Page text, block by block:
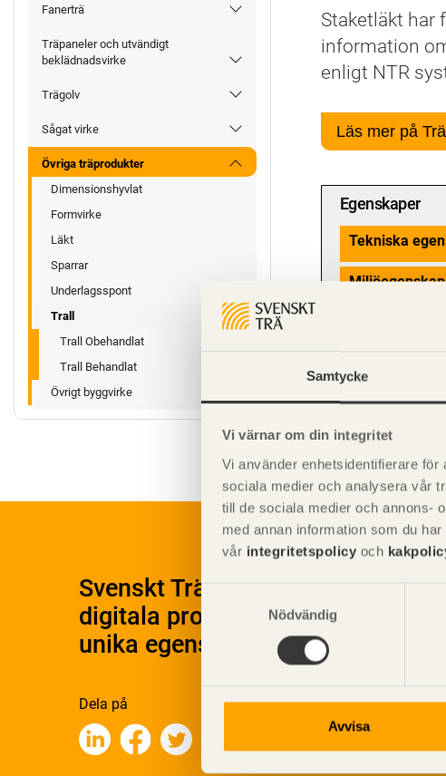
Samtycke
Vi värnar om din integritet
Vi använder enhetsidentifierare
sociala medier och analysera vår
till de sociala medier och annons-
med annan information som du
vår integritetspolicy och
Samtyckesval
Nödvändig
Avvisa
Fanerträ
Träpaneler och utvändigt
beklädnadsvirke
Trägolv
Sågat virke
Övriga träprodukter
Dimensionshyvlat
Formvirke
Läkt
Sparrar
Underlagsspont
Trall
Trall Obehandlat
Trall Behandlat
Övrigt byggvirke
Staketläkt har
information
enligt NTR
Läs mer på
Egenskaper
Tekniska
Svenskt Träs Produktkatalog är
digitala produktkatalog för att
unika egenskaper.
Dela på